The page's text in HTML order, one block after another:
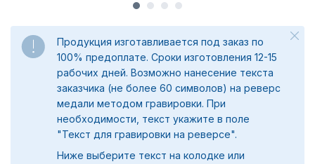
Продукция изготавливается под заказ по
100% предоплате. Сроки изготовления 12-15
рабочих дней. Возможно нанесение текста
заказчика (не более 60 символов) на реверс
медали методом гравировки. При
необходимости, текст укажите в поле
"Текст для гравировки на реверсе".
Ниже выберите текст на колодке или